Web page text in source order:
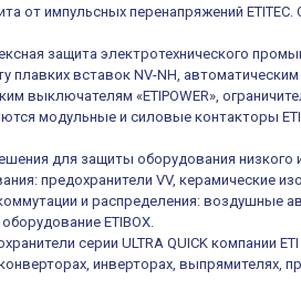
от импульсных перенапряжений
защита электротехнического
плавких вставок NV-NH,
выключателям «ETIPOWER»,
модульные и силовые контакторы
для защиты оборудования
предохранители VV, керамические
и распределения: воздушные
ETIBOX.
серии ULTRA QUICK компании
инверторах, выпрямителях,